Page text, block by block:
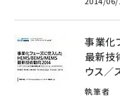
事業化
最新技
ウス／
執筆者